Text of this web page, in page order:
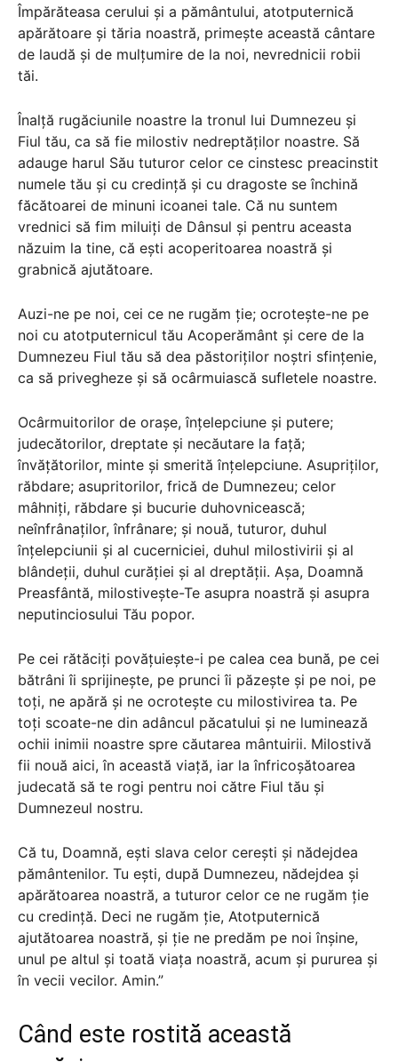
Împărăteasa cerului și a pământului, atotputernică
apărătoare și tăria noastră, primește această cântare
de laudă și de mulțumire de la noi, nevrednicii robii
tăi.
Înalță rugăciunile noastre la tronul lui Dumnezeu și
Fiul tău, ca să fie milostiv nedreptăților noastre. Să
adauge harul Său tuturor celor ce cinstesc preacinstit
numele tău și cu credință și cu dragoste se închină
făcătoarei de minuni icoanei tale. Că nu suntem
vrednici să fim miluiți de Dânsul și pentru aceasta
năzuim la tine, că ești acoperitoarea noastră și
grabnică ajutătoare.
Auzi-ne pe noi, cei ce ne rugăm ție; ocrotește-ne pe
noi cu atotputernicul tău Acoperământ și cere de la
Dumnezeu Fiul tău să dea păstoriților noștri sfințenie,
ca să privegheze și să ocârmuiască sufletele noastre.
Ocârmuitorilor de orașe, înțelepciune și putere;
judecătorilor, dreptate și necăutare la față;
învățătorilor, minte și smerită înțelepciune. Asupriților,
răbdare; asupritorilor, frică de Dumnezeu; celor
mâhniți, răbdare și bucurie duhovnicească;
neînfrânaților, înfrânare; și nouă, tuturor, duhul
înțelepciunii și al cucerniciei, duhul milostivirii și al
blândeții, duhul curăției și al dreptății. Așa, Doamnă
Preasfântă, milostivește-Te asupra noastră și asupra
neputinciosului Tău popor.
Pe cei rătăciți povățuiește-i pe calea cea bună, pe cei
bătrâni îi sprijinește, pe prunci îi păzește și pe noi, pe
toți, ne apără și ne ocrotește cu milostivirea ta. Pe
toți scoate-ne din adâncul păcatului și ne luminează
ochii inimii noastre spre căutarea mântuirii. Milostivă
fii nouă aici, în această viață, iar la înfricoșătoarea
judecată să te rogi pentru noi către Fiul tău și
Dumnezeul nostru.
Că tu, Doamnă, ești slava celor cerești și nădejdea
pământenilor. Tu ești, după Dumnezeu, nădejdea și
apărătoarea noastră, a tuturor celor ce ne rugăm ție
cu credință. Deci ne rugăm ție, Atotputernică
ajutătoarea noastră, și ție ne predăm pe noi înșine,
unul pe altul și toată viața noastră, acum și pururea și
în vecii vecilor. Amin.”
Când este rostită această